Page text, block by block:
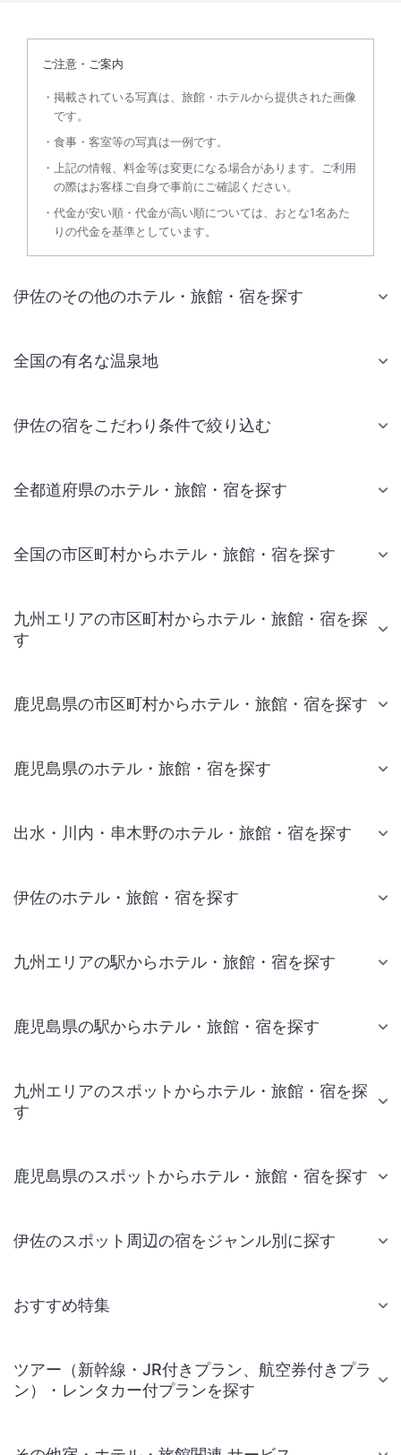
ご注意・ご案内
掲載されている写真は、旅館・ホテルから提供された画像
です。
食事・客室等の写真は一例です。
上記の情報、料金等は変更になる場合があります。ご利用
の際はお客様ご自身で事前にご確認ください。
代金が安い順・代金が高い順については、おとな1名あた
りの代金を基準としています。
伊佐のその他のホテル・旅館・宿を探す
全国の有名な温泉地
伊佐の宿をこだわり条件で絞り込む
全都道府県のホテル・旅館・宿を探す
全国の市区町村からホテル・旅館・宿を探す
九州エリアの市区町村からホテル・旅館・宿を探
す
鹿児島県の市区町村からホテル・旅館・宿を探す
鹿児島県のホテル・旅館・宿を探す
出水・川内・串木野のホテル・旅館・宿を探す
伊佐のホテル・旅館・宿を探す
九州エリアの駅からホテル・旅館・宿を探す
鹿児島県の駅からホテル・旅館・宿を探す
九州エリアのスポットからホテル・旅館・宿を探
す
鹿児島県のスポットからホテル・旅館・宿を探す
伊佐のスポット周辺の宿をジャンル別に探す
おすすめ特集
ツアー（新幹線・JR付きプラン、航空券付きプラ
ン）・レンタカー付プランを探す